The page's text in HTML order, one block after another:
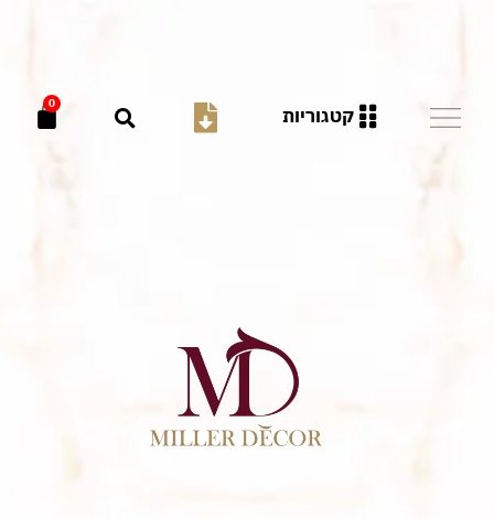
קטגוריות
0